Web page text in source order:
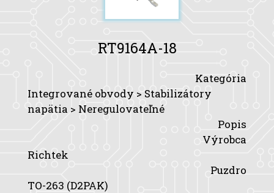
RT9164A-18
Kategória
Integrované obvody > Stabilizátory
napätia > Neregulovateľné
Popis
Výrobca
Richtek
Puzdro
TO-263 (D2PAK)